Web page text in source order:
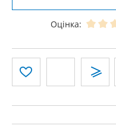
Оцінка: